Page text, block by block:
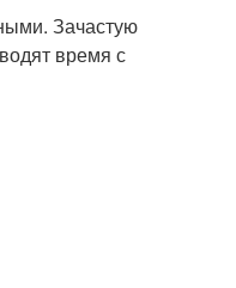
Зачастую
время с